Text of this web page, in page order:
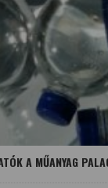
A MŰANYAG